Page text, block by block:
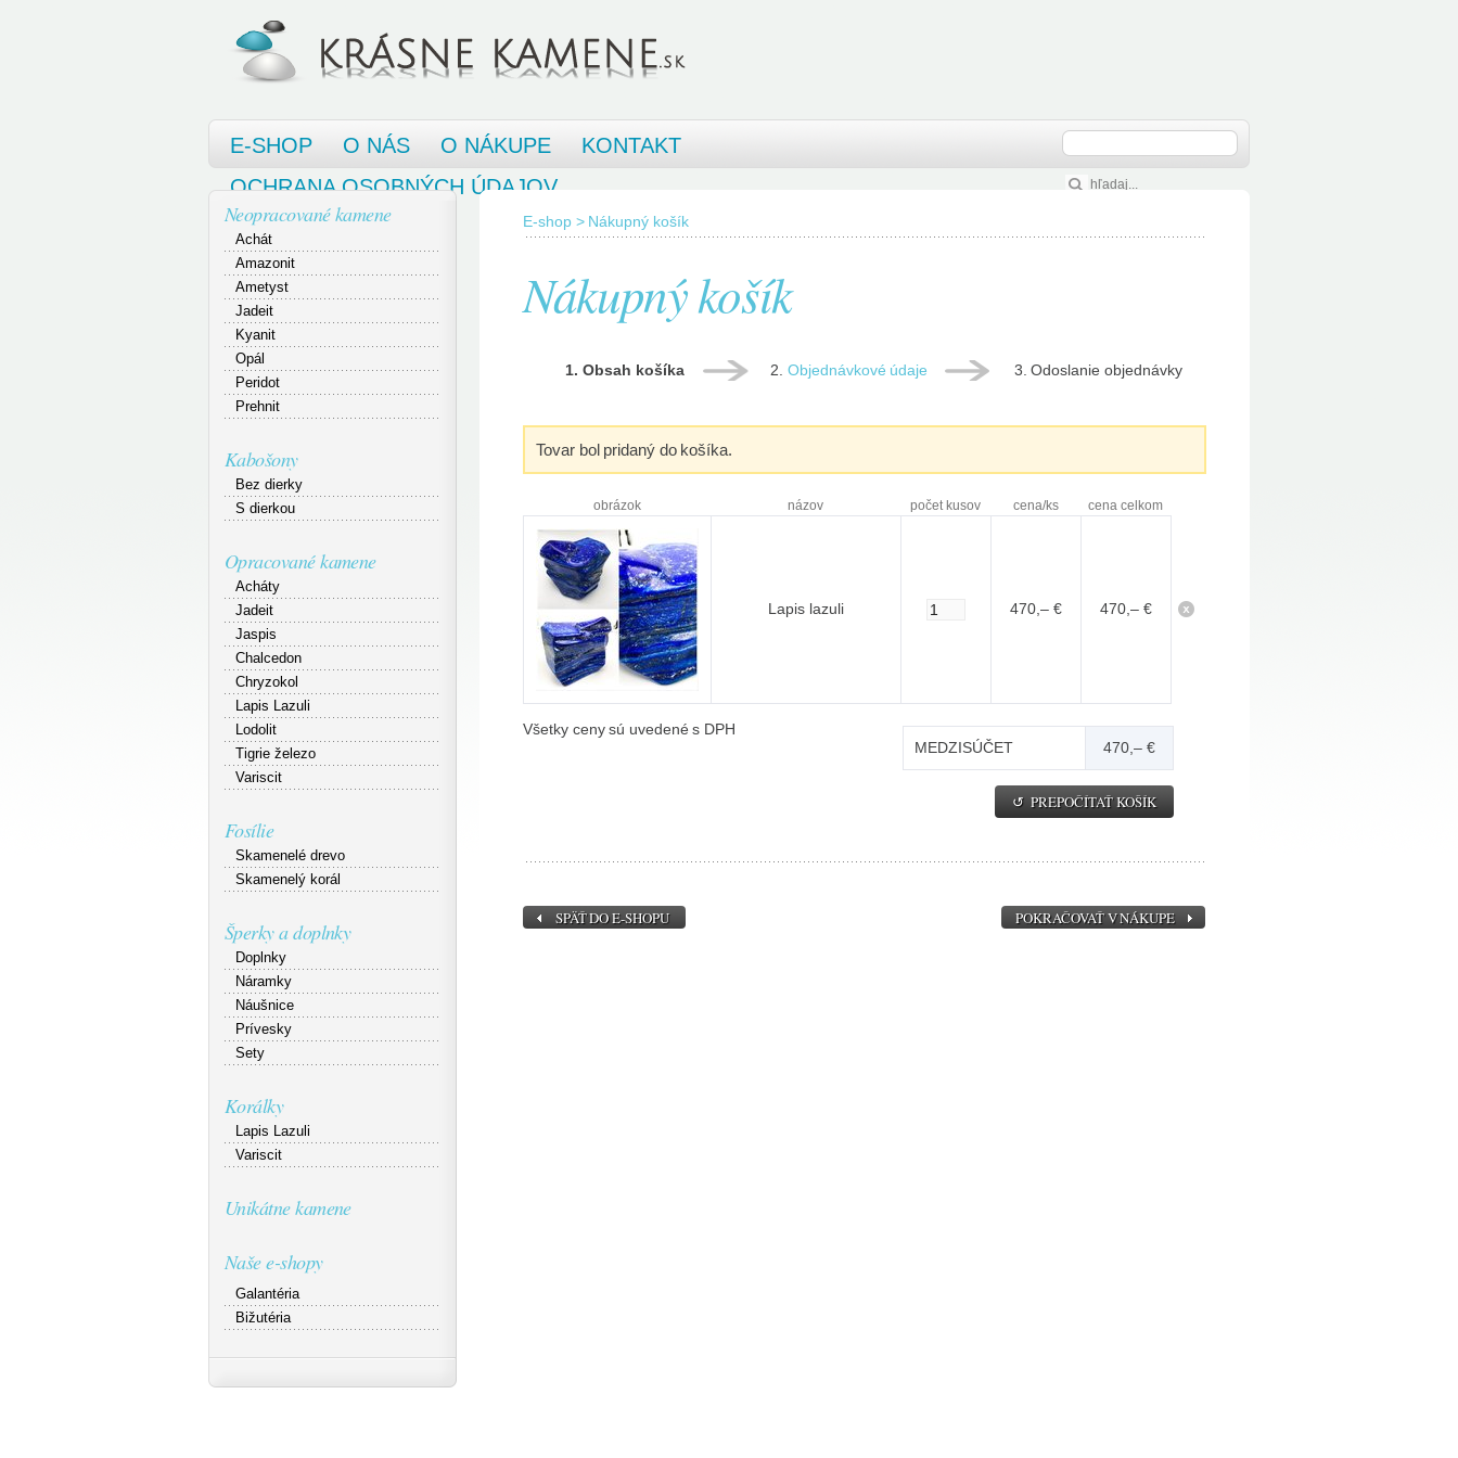
E-SHOP O NÁS O NÁKUPE
KONTAKT
OCHRANA OSOBNÝCH ÚDAJOV
Neopracované kamene
Achát
Amazonit
Ametyst
Jadeit
Kyanit
Opál
Peridot
Prehnit
Kabošony
Bez dierky
S dierkou
Opracované kamene
Acháty
Jadeit
Jaspis
Chalcedon
Chryzokol
Lapis Lazuli
Lodolit
Tigrie železo
Variscit
Fosílie
Skamenelé drevo
Skamenelý korál
Šperky a doplnky
Doplnky
Náramky
Náušnice
Prívesky
Sety
Korálky
Lapis Lazuli
Variscit
Unikátne kamene
Naše e-shopy
Galantéria
Bižutéria
E-shop > Nákupný košík
Nákupný košík
Obsah košíka Objednávkové údaje Odoslanie objednávky
Tovar bol pridaný do košíka.
obrázok názov počet kusov cena/ks cena celkom
Lapis lazuli 470,– € 470,– €
MEDZISÚČET 470,– €
Všetky ceny sú uvedené s DPH
SPÄŤ DO E-SHOPU POKRAČOVAŤ V NÁKUPE